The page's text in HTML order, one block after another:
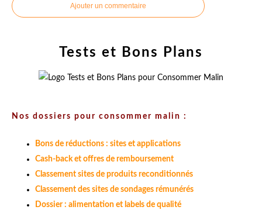
Ajouter un commentaire
Tests et Bons Plans
Nos dossiers pour consommer malin :
Bons de réductions : sites et applications
Cash-back et offres de remboursement
Classement sites de produits reconditionnés
Classement des sites de sondages rémunérés
Dossier : alimentation et labels de qualité